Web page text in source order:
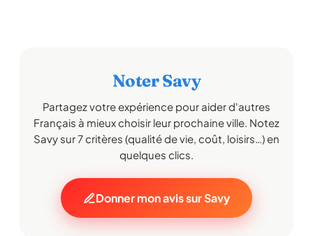
Noter Savy
Partagez votre expérience pour aider d'autres
Français à mieux choisir leur prochaine ville. Notez
Savy sur 7 critères (qualité de vie, coût, loisirs…) en
quelques clics.
Donner mon avis sur Savy